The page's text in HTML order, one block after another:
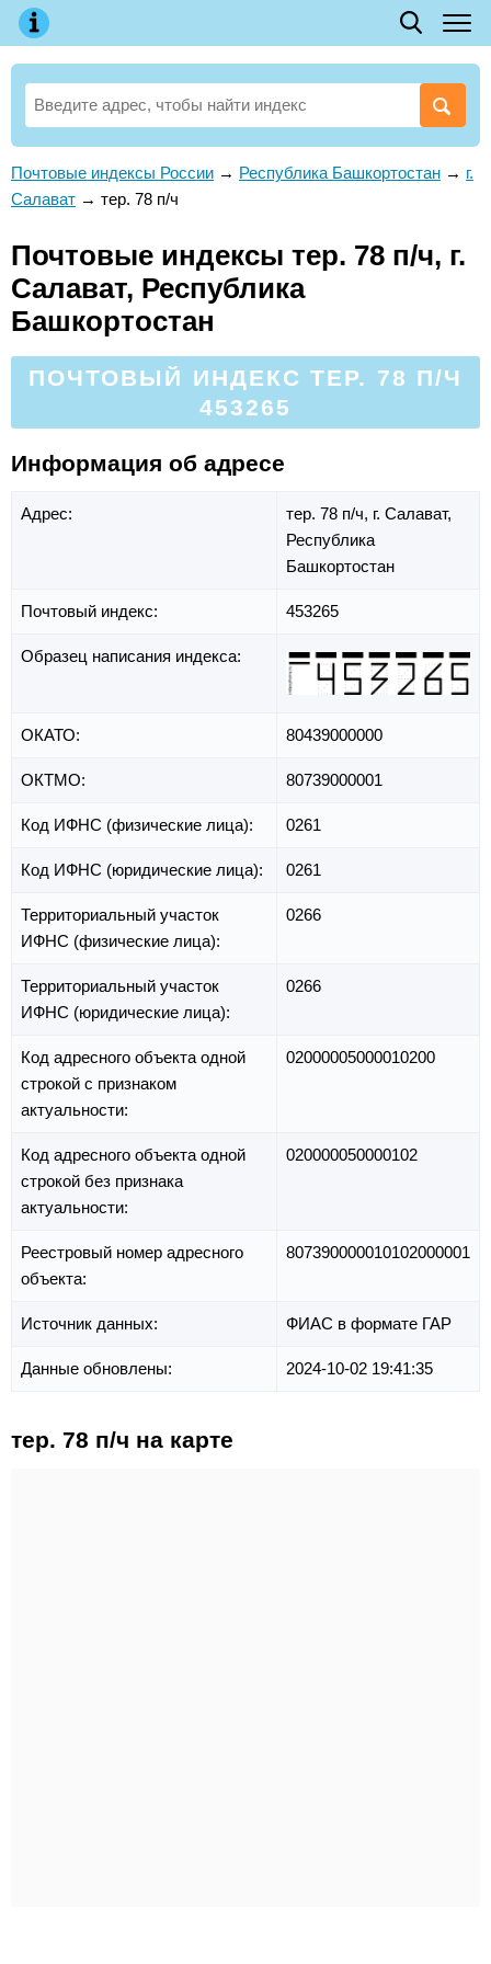
Почтовые индексы России → Республика Башкортостан → г.
Салават → тер. 78 п/ч
Почтовые индексы тер. 78 п/ч, г.
Салават, Республика
Башкортостан
ПОЧТОВЫЙ ИНДЕКС ТЕР. 78 П/Ч
453265
Информация об адресе
Адрес: тер. 78 п/ч, г. Салават,
Республика
Башкортостан
Почтовый индекс: 453265
Образец написания индекса:
ОКАТО: 80439000000
ОКТМО: 80739000001
Код ИФНС (физические лица): 0261
Код ИФНС (юридические лица): 0261
Территориальный участок
ИФНС (физические лица):
0266
Территориальный участок
ИФНС (юридические лица):
0266
Код адресного объекта одной
строкой с признаком
актуальности:
02000005000010200
Код адресного объекта одной
строкой без признака
актуальности:
020000050000102
Реестровый номер адресного
объекта:
807390000010102000001
Источник данных: ФИАС в формате ГАР
Данные обновлены: 2024-10-02 19:41:35
тер. 78 п/ч на карте